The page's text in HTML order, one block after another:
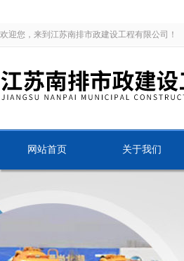
欢迎您，来到江苏南排市政建设工程有限公司！
网站首页 关于我们